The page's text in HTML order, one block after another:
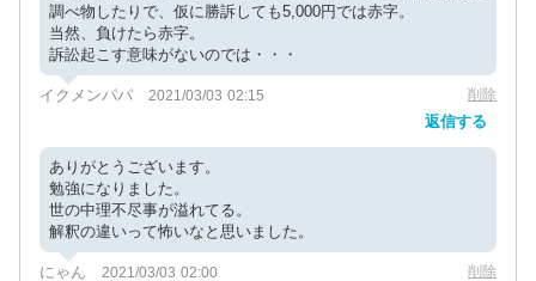
調べ物したりで、仮に勝訴しても5,000円では赤字。
当然、負けたら赤字。
訴訟起こす意味がないのでは・・・
イクメンパパ 2021/03/03 02:15 削除
返信する
ありがとうございます。
勉強になりました。
世の中理不尽事が溢れてる。
解釈の違いって怖いなと思いました。
にゃん 2021/03/03 02:00 削除